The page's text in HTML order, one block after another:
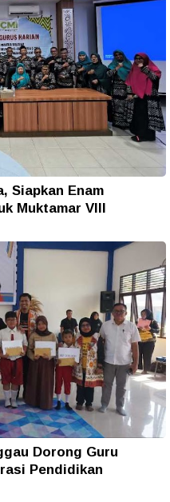
Siapkan Enam
Muktamar VIII
Dorong Guru
Pendidikan